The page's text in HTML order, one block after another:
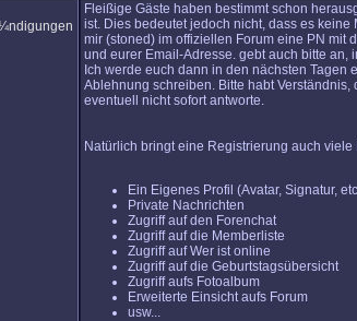
Fleißige Gäste haben bestimmt schon
ist. Dies bedeutet jedoch nicht, dass es
mir (stoned) im offiziellen Forum eine PN mit
und eurer Email-Adresse. gebt auch bitte
Ich werde euch dann in den nächsten
Ablehnung schreiben. Bitte habt
eventuell nicht sofort antworte.
Natürlich bringt eine Registrierung auch viele
Ein Eigenes Profil (Avatar, Signatur,
Private Nachrichten
Zugriff auf den Forenchat
Zugriff auf die Memberliste
Zugriff auf Wer ist online
Zugriff auf die Geburtstagsübersicht
Zugriff aufs Fotoalbum
Erweiterte Einsicht aufs Forum
usw...